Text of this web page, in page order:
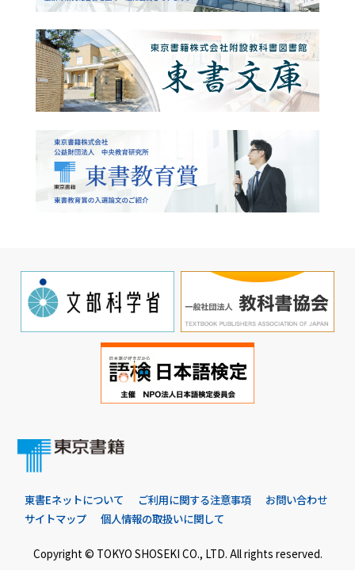
東書Eネットについて ご利用に関する注意事項
お問い合わせ
サイトマップ
個人情報の取扱いに関して
Copyright © TOKYO SHOSEKI CO., LTD. All rights reserved.